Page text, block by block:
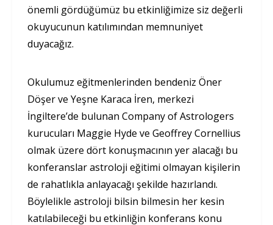
önemli gördüğümüz bu etkinliğimize siz değerli
okuyucunun katılımından memnuniyet
duyacağız.
Okulumuz eğitmenlerinden bendeniz Öner
Döşer ve Yeşne Karaca İren, merkezi
İngiltere’de bulunan Company of Astrologers
kurucuları Maggie Hyde ve Geoffrey Cornellius
olmak üzere dört konuşmacının yer alacağı bu
konferanslar astroloji eğitimi olmayan kişilerin
de rahatlıkla anlayacağı şekilde hazırlandı.
Böylelikle astroloji bilsin bilmesin her kesin
katılabileceği bu etkinliğin konferans konu